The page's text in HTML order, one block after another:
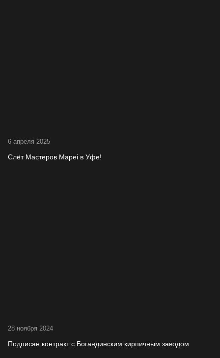
6 апреля 2025
Слёт Мастеров Mapei в Уфе!
28 ноября 2024
Подписан контракт с Богандинским кирпичным заводом